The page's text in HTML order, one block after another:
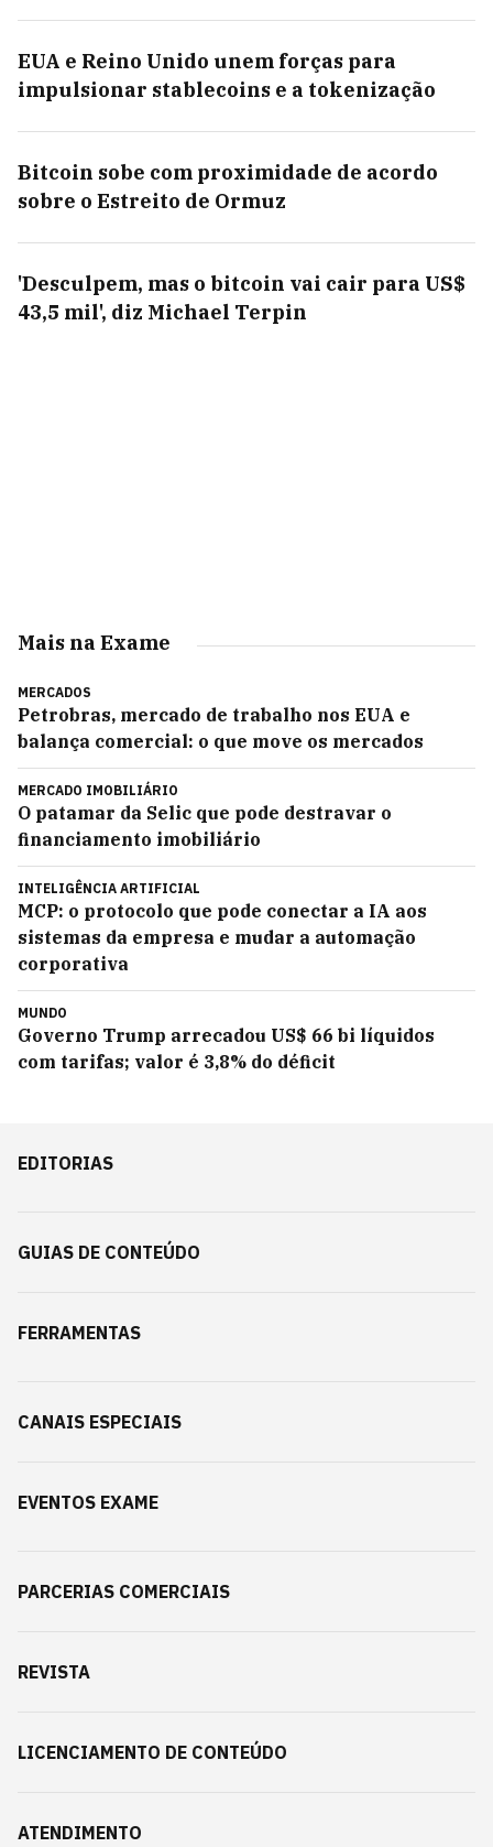
EUA e Reino Unido unem forças para
impulsionar stablecoins e a tokenização
Bitcoin sobe com proximidade de acordo
sobre o Estreito de Ormuz
'Desculpem, mas o bitcoin vai cair para US$
43,5 mil', diz Michael Terpin
Mais na Exame
MERCADOS
Petrobras, mercado de trabalho nos EUA e
balança comercial: o que move os mercados
MERCADO IMOBILIÁRIO
O patamar da Selic que pode destravar o
financiamento imobiliário
INTELIGÊNCIA ARTIFICIAL
MCP: o protocolo que pode conectar a IA aos
sistemas da empresa e mudar a automação
corporativa
MUNDO
Governo Trump arrecadou US$ 66 bi líquidos
com tarifas; valor é 3,8% do déficit
EDITORIAS
GUIAS DE CONTEÚDO
FERRAMENTAS
CANAIS ESPECIAIS
EVENTOS EXAME
PARCERIAS COMERCIAIS
REVISTA
LICENCIAMENTO DE CONTEÚDO
ATENDIMENTO